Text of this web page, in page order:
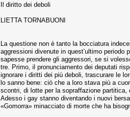
Il diritto dei deboli
LIETTA TORNABUONI
La questione non è tanto la bocciatura
aggressioni divenute in quest’ultimo
sapesse prendere gli aggressori, se si
tre. Primo, il pronunciamento dei deputati
ignorare i diritti dei più deboli, trascurare le
lo sanno bene: ciò che a loro stava più a
scontri, di lotte per la sopraffazione
Adesso i gay stanno diventando i nuovi
«Gomorra» minacciato di morte che ha